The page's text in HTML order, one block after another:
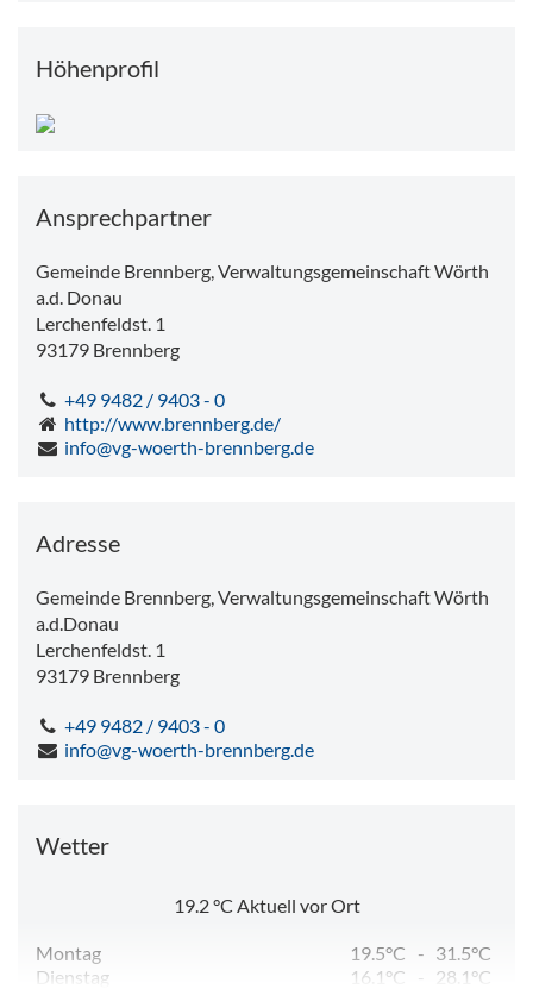
Höhenprofil
Ansprechpartner
Gemeinde Brennberg, Verwaltungsgemeinschaft Wörth
a.d. Donau
Lerchenfeldst. 1
93179 Brennberg
+49 9482 / 9403 - 0
http://www.brennberg.de/
info@vg-woerth-brennberg.de
Adresse
Gemeinde Brennberg, Verwaltungsgemeinschaft Wörth
a.d.Donau
Lerchenfeldst. 1
93179 Brennberg
+49 9482 / 9403 - 0
info@vg-woerth-brennberg.de
Wetter
19.2°C Aktuell vor Ort
Montag 19.5°C - 31.5°C
Dienstag
16.1°C -
28.1°C